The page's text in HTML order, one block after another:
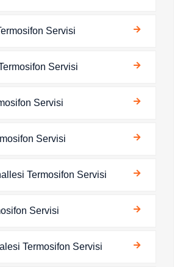
Servisi
Servisi
Servisi
Servisi
Termosifon Servisi
Servisi
Termosifon Servisi